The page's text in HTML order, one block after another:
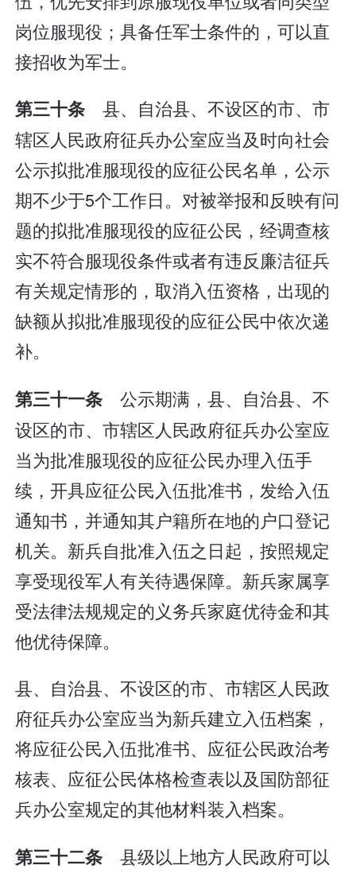
岗位服现役；具备任军士条件的，可以直
接招收为军士。
第三十条 县、自治县、不设区的市、市
辖区人民政府征兵办公室应当及时向社会
公示拟批准服现役的应征公民名单，公示
期不少于5个工作日。对被举报和反映有问
题的拟批准服现役的应征公民，经调查核
实不符合服现役条件或者有违反廉洁征兵
有关规定情形的，取消入伍资格，出现的
缺额从拟批准服现役的应征公民中依次递
补。
第三十一条 公示期满，县、自治县、不
设区的市、市辖区人民政府征兵办公室应
当为批准服现役的应征公民办理入伍手
续，开具应征公民入伍批准书，发给入伍
通知书，并通知其户籍所在地的户口登记
机关。新兵自批准入伍之日起，按照规定
享受现役军人有关待遇保障。新兵家属享
受法律法规规定的义务兵家庭优待金和其
他优待保障。
县、自治县、不设区的市、市辖区人民政
府征兵办公室应当为新兵建立入伍档案，
将应征公民入伍批准书、应征公民政治考
核表、应征公民体格检查表以及国防部征
兵办公室规定的其他材料装入档案。
第三十二条 县级以上地方人民政府可以